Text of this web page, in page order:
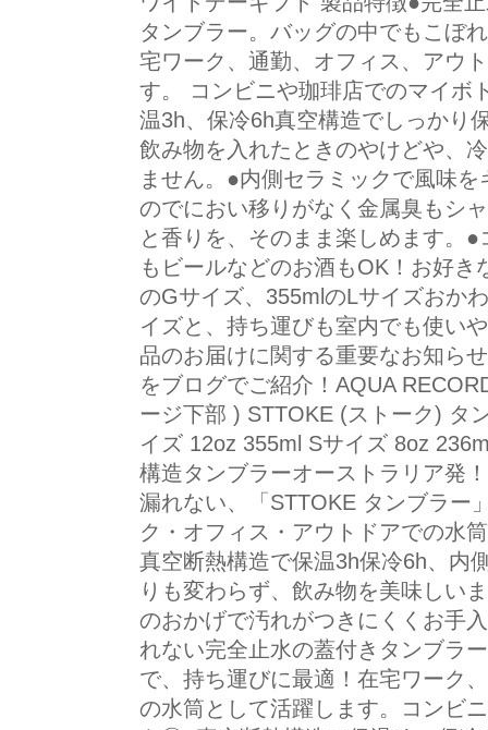
タンブラー。バッグの中でもこぼ
宅ワーク、通勤、オフィス、アウ
す。 コンビニや珈琲店でのマイ
温3h、保冷6h真空構造でしっかり
飲み物を入れたときのやけどや、
ません。●内側セラミックで風味
のでにおい移りがなく金属臭もシ
と香りを、そのまま楽しめます。
もビールなどのお酒もOK！お好
のGサイズ、355mlのLサイズおか
イズと、持ち運びも室内でも使
品のお届けに関する重要なお知ら
をブログでご紹介！AQUA
ージ下部 ) STTOKE (ストーク) タ
イズ 12oz 355ml Sサイズ 8oz
構造タンブラーオーストラリア発
漏れない、「STTOKE タンブラー
ク・オフィス・アウトドアでの水
真空断熱構造で保温3h保冷6h、内
りも変わらず、飲み物を美味しい
のおかげで汚れがつきにくくお手
れない完全止水の蓋付きタンブラ
で、持ち運びに最適！在宅ワーク
の水筒として活躍します。コンビ